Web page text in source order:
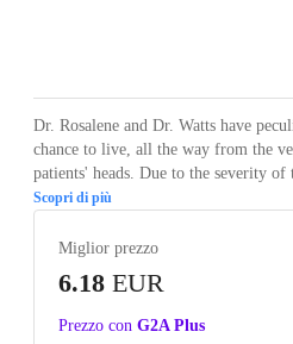
Dr. Rosalene and Dr. Watts have
chance to live, all the way from the
patients' heads. Due to the severity
Scopri di più
Miglior prezzo
6.18 EUR
Prezzo con G2A Plus